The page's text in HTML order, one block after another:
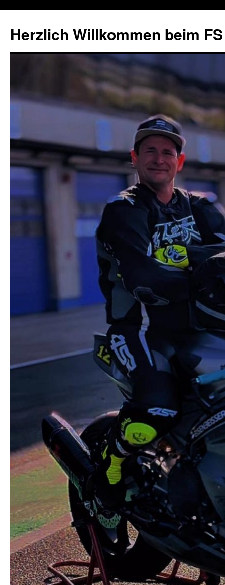
Herzlich Willkommen beim